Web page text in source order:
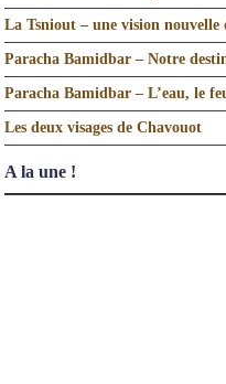
La Tsniout – une vision nouvelle
Paracha Bamidbar – Notre
Paracha Bamidbar – L’eau, le
Les deux visages de Chavouot
A la une !